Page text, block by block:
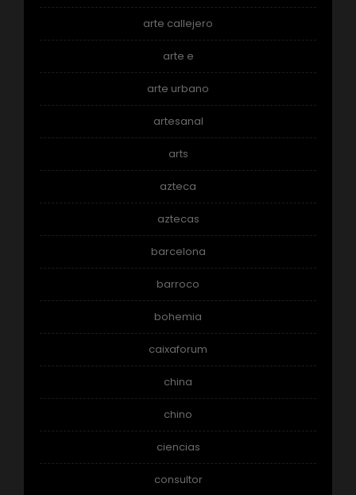
arte callejero
arte e
arte urbano
artesanal
arts
azteca
aztecas
barcelona
barroco
bohemia
caixaforum
china
chino
ciencias
consultor